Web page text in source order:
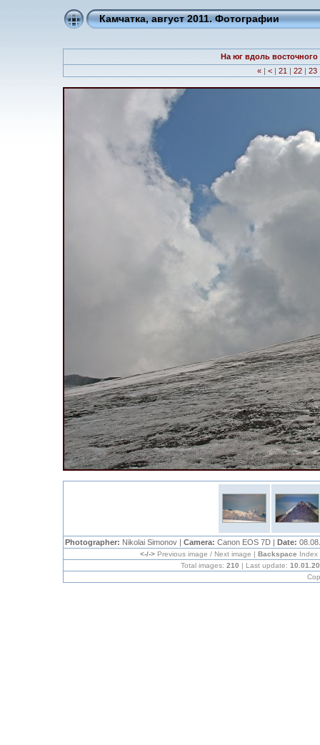
Камчатка, август 2011. Фотографии
На юг вдоль восточного
« | < | 21 | 22 | 23
Photographer: Nikolai Simonov | Camera: Canon EOS 7D | Date:
<-/-> Previous image / Next image | Backspace
Total images: 210 | Last update: